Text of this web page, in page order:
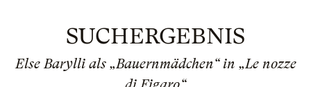
SUCHERGEBNIS
Else Barylli als „Bauernmädchen“ in „Le nozze